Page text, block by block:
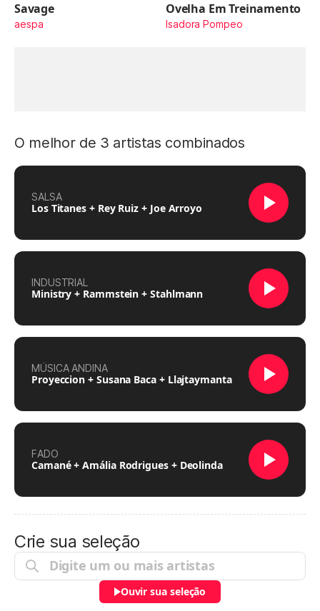
Savage
aespa
Ovelha Em Treinamento
Isadora Pompeo
O melhor de 3 artistas combinados
SALSA
Los Titanes + Rey Ruiz + Joe Arroyo
INDUSTRIAL
Ministry + Rammstein + Stahlmann
MÚSICA ANDINA
Proyeccion + Susana Baca + Llajtaymanta
FADO
Camané + Amália Rodrigues + Deolinda
Crie sua seleção
Ouvir sua seleção